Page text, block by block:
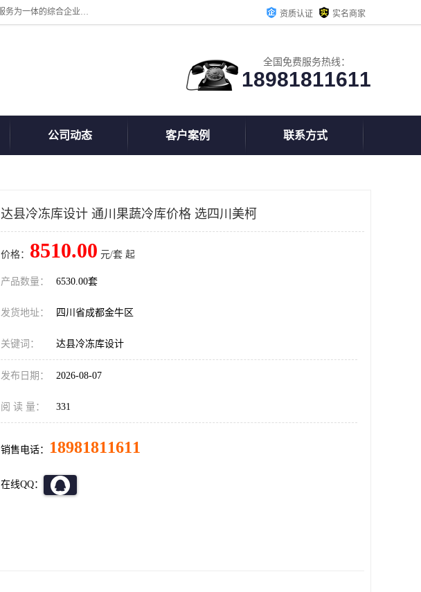
四川美柯冷冻库安装工程有限公司一家以冷库机组、冷库设备、冷库设计、冷冻库设备销售、冷库安装、冻库安装价格及技术服务为一体的综合企业，咨询热线：同等设备材料优惠10% 。公司各种类型安装组合式冷库、冷冻库、冷藏库、气调保鲜库、并提供成套设备供应、安装与调试、维护与维修、技术咨询、操作维修人员技术培训等 资质认证 实名商家
全国免费服务热线：
18981811611
公司动态 客户案例 联系方式
达县冷冻库设计 通川果蔬冷库价格 选四川美柯
价格： 8510.00 元/套 起
产品数量： 6530.00套
发货地址： 四川省成都金牛区
关键词： 达县冷冻库设计
发布日期： 2026-08-07
阅 读 量： 331
销售电话： 18981811611
在线QQ：